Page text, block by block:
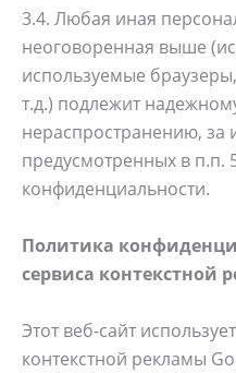
3.4. Любая иная
неоговоренная выше
используемые
т.д.) подлежит
нераспространению, за
предусмотренных в п.п.
конфиденциальности.
Политика
сервиса контекстной
Этот веб-сайт
контекстной рекламы